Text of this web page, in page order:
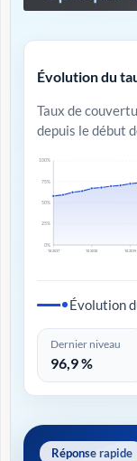
Évolution du
Taux de
depuis le début
0%
25%
50%
75%
100%
T4 2017 T4 2018 T4 2019
Évolution
Dernier niveau
96,9 %
Réponse rapide